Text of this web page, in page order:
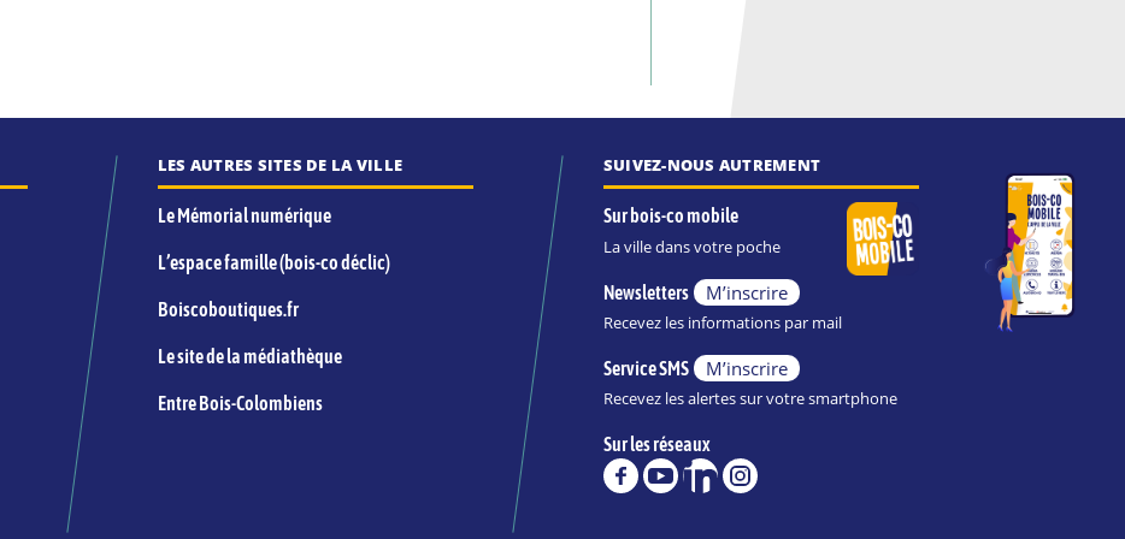
LES AUTRES SITES DE LA VILLE
Le Mémorial numérique
L’espace famille (bois-co déclic)
Boiscoboutiques.fr
Le site de la médiathèque
Entre Bois-Colombiens
SUIVEZ-NOUS AUTREMENT
Sur bois-co mobile
La ville dans votre poche
Newsletters M’inscrire
Recevez les informations par mail
Service SMS M’inscrire
Recevez les alertes sur votre smartphone
Sur les réseaux